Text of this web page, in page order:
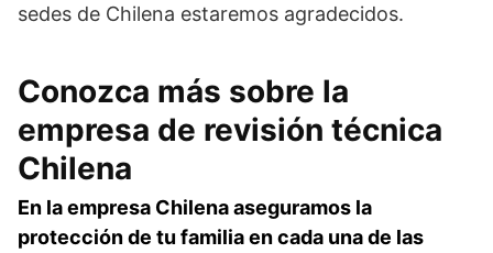
sedes de Chilena estaremos agradecidos.
Conozca más sobre la
empresa de revisión técnica
Chilena
En la empresa Chilena aseguramos la
protección de tu familia en cada una de las